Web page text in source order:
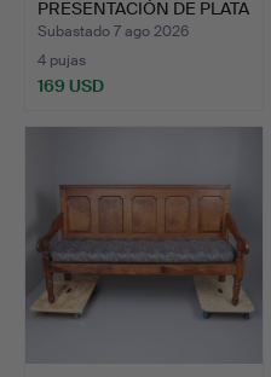
PRESENTACIÓN DE PLATA
EDUARDIANA.
Subastado 7 ago 2026
4 pujas
169 USD